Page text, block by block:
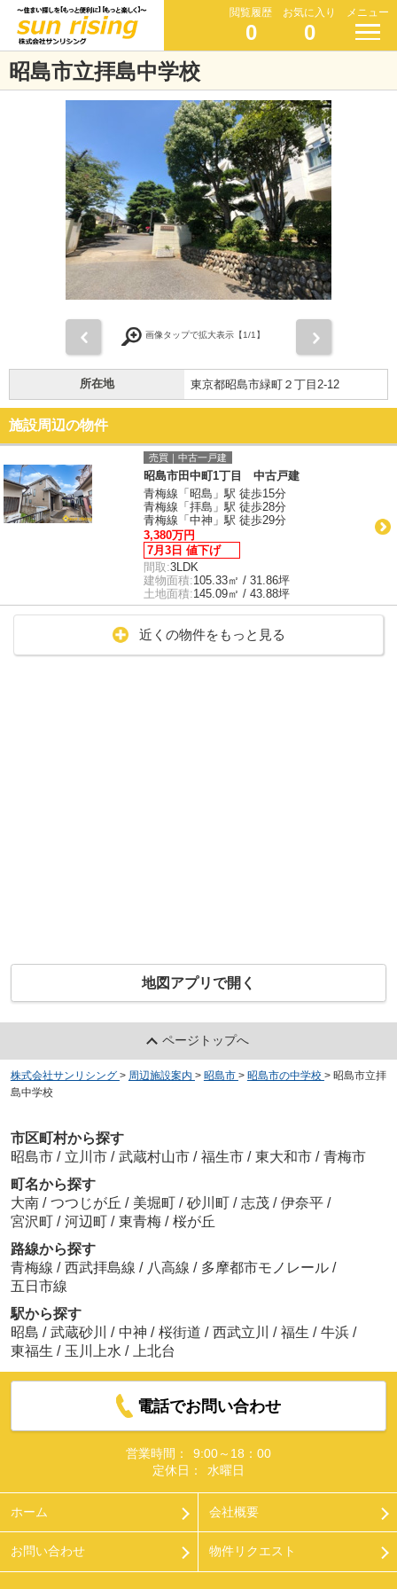
閲覧履歴
0
お気に入り
0
メニュー
昭島市立拝島中学校
画像タップで拡大表示【1/1】
所在地 東京都昭島市緑町２丁目2-12
施設周辺の物件
売買｜中古一戸建
昭島市田中町1丁目 中古戸建
青梅線「昭島」駅 徒歩15分
青梅線「拝島」駅 徒歩28分
青梅線「中神」駅 徒歩29分
3,380万円
7月3日 値下げ
間取:3LDK
建物面積:105.33㎡ / 31.86坪
土地面積:145.09㎡ / 43.88坪
近くの物件をもっと見る
地図アプリで開く
ページトップへ
株式会社サンリシング > 周辺施設案内 > 昭島市 > 昭島市の中学校 > 昭島市立拝
島中学校
市区町村から探す
昭島市 / 立川市 / 武蔵村山市 / 福生市 / 東大和市 / 青梅市
町名から探す
大南 / つつじが丘 / 美堀町 / 砂川町 / 志茂 / 伊奈平 /
宮沢町 / 河辺町 / 東青梅 / 桜が丘
路線から探す
青梅線 / 西武拝島線 / 八高線 / 多摩都市モノレール /
五日市線
駅から探す
昭島 / 武蔵砂川 / 中神 / 桜街道 / 西武立川 / 福生 / 牛浜 /
東福生 / 玉川上水 / 上北台
電話でお問い合わせ
営業時間：
9:00～18：00
定休日：
水曜日
ホーム 会社概要
お問い合わせ 物件リクエスト